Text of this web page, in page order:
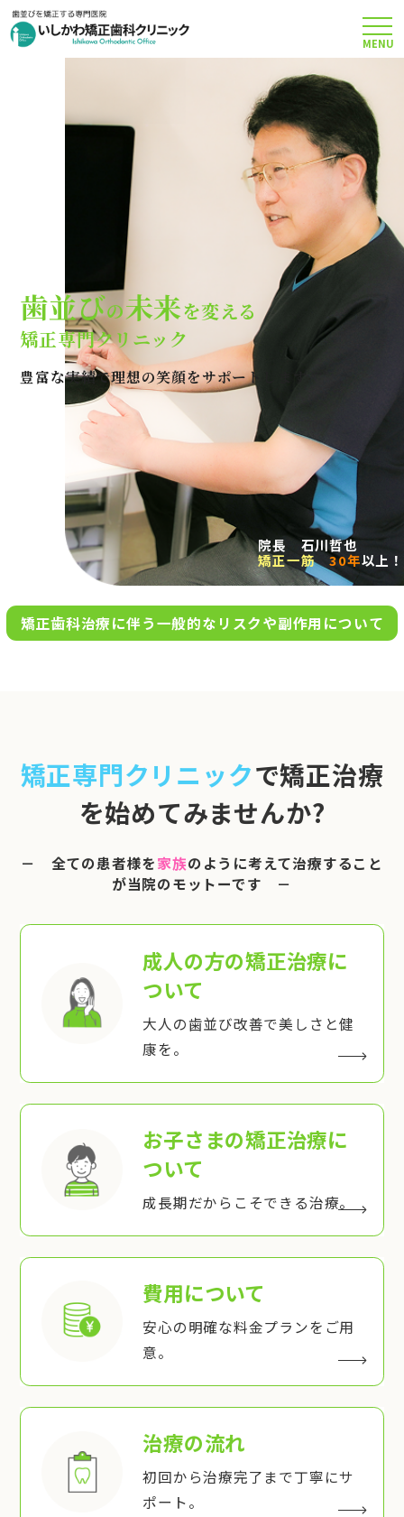
矯正治療について
当院のこだわり
費用について
クリニック案内
Q＆A
アクセス
お問い合わせ
完全
0120-695-578
※日曜は不定期で診療してい
ます
MENU
歯並びの未来を変える
矯正専門クリニック
豊富な実績で理想の笑顔をサポートします
院長 石川哲也
矯正一筋
30年以上！
矯正歯科治療に伴う一般的なリスクや副作用について
矯正専門クリニックで矯正治療
を始めてみませんか?
－ 全ての患者様を家族のように考えて治療すること
が当院のモットーです －
成人の方の矯正治療に
ついて
大人の歯並び改善で美しさと健
康を。
お子さまの矯正治療に
ついて
成長期だからこそできる治療。
費用について
安心の明確な料金プランをご用
意。
治療の流れ
初回から治療完了まで丁寧にサ
ポート。